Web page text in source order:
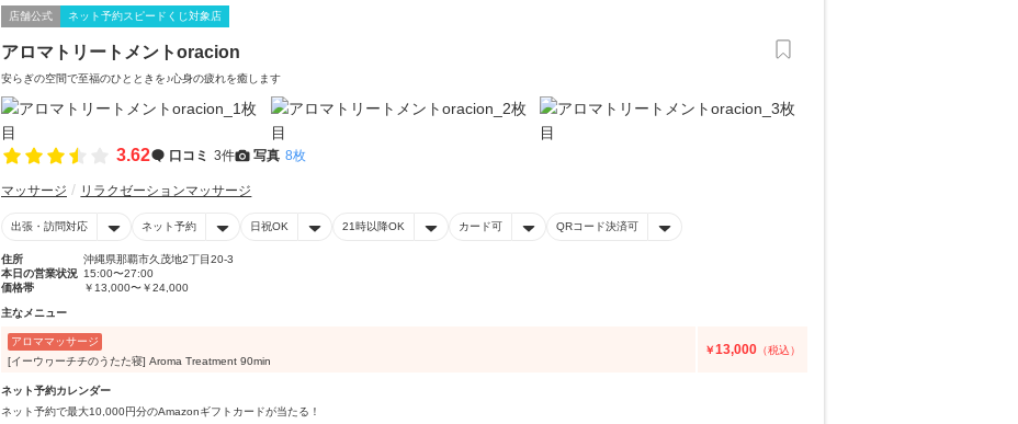
店舗公式 ネット予約スピードくじ対象店
アロマトリートメントoracion
安らぎの空間で至福のひとときを♪心身の疲れを癒します
3.62 口コミ 3件 写真 8枚
マッサージ リラクゼーションマッサージ
出張・訪問対応 ネット予約 日祝OK 21時以降OK カード可 QRコード決済可
住所
沖縄県那覇市久茂地2丁目20-3
本日の営業状況 15:00〜27:00
価格帯
￥13,000〜￥24,000
主なメニュー
アロママッサージ
[イーウヮーチチのうたた寝] Aroma Treatment 90min
￥13,000 （税込）
ネット予約カレンダー
ネット予約で最大10,000円分のAmazonギフトカードが当たる！